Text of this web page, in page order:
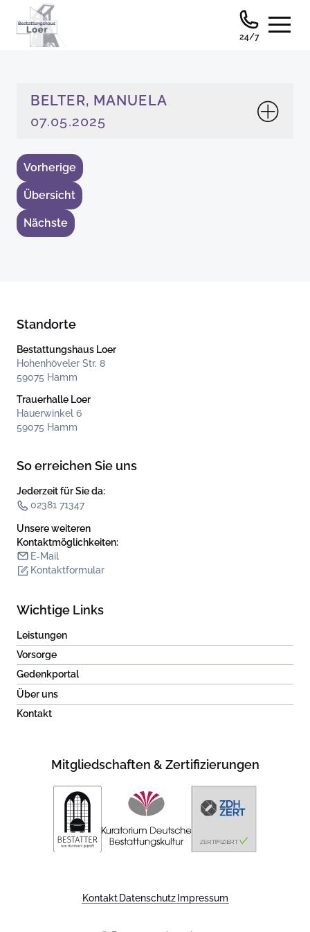
24/7
BELTER, MANUELA
07.05.2025
Vorherige
Übersicht
Nächste
Standorte
Bestattungshaus Loer
Hohenhöveler Str. 8
59075 Hamm
Trauerhalle Loer
Hauerwinkel 6
59075 Hamm
So erreichen Sie uns
Jederzeit für Sie da:
02381 71347
Unsere weiteren
Kontakt­möglichkeiten:
E-Mail
Kontaktformular
Wichtige Links
Leistungen
Vorsorge
Gedenkportal
Über uns
Kontakt
Mitgliedschaften & Zertifizierungen
Kontakt Datenschutz Impressum